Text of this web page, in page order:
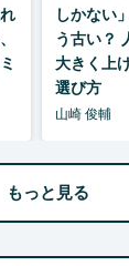
しかない
う古い？
大きく上
選び方
山崎 俊輔
もっと見る